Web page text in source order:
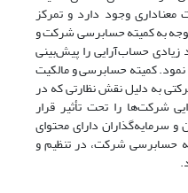
وجود دارد و تمرکز
توجه به کمیته حسابرسی شرکت و
زیادی حساب‌آرایی را پیش‌بینی
کمیته حسابرسی و مالکیت
به دلیل نقش نظارتی که در
شرکت‌ها را تحت تأثیر قرار
سرمایه‌گذاران دارای محتوای
حسابرسی شرکت، در تنظیم و